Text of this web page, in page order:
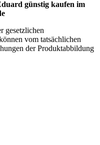
günstig kaufen im
gesetzlichen
vom tatsächlichen
der Produktabbildung